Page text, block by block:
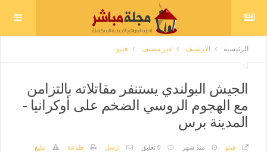
الرئيسية الارشيف غير مصنف فيتو
الجيش البولندي يستنفر مقاتلاته بالتزامن
مع الهجوم الروسي الضخم على أوكرانيا -
المدينة برس
فيتو منذ شهر 0 تعليق ارسل طباعة
تبليغ